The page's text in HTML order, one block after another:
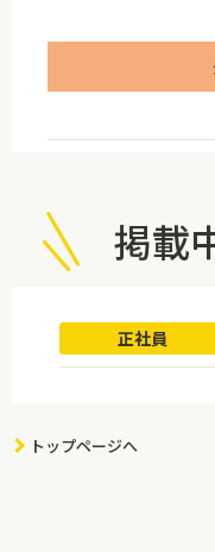
掲載
正社員
トップページへ